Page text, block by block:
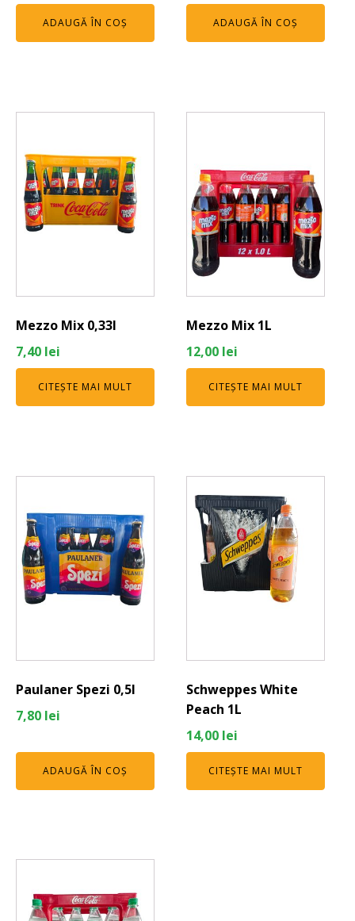
ADAUGĂ ÎN COȘ ADAUGĂ ÎN COȘ
Mezzo Mix 0,33l
7,40 lei
CITEȘTE MAI MULT
Mezzo Mix 1L
12,00 lei
CITEȘTE MAI MULT
Paulaner Spezi 0,5l
7,80 lei
ADAUGĂ ÎN COȘ
Schweppes White
Peach 1L
14,00 lei
CITEȘTE MAI MULT